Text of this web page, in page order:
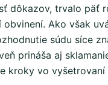
dôkazov, trvalo päť
obvinení. Ako však
súdu síce
prináša aj
kroky vo vyšetrovaní